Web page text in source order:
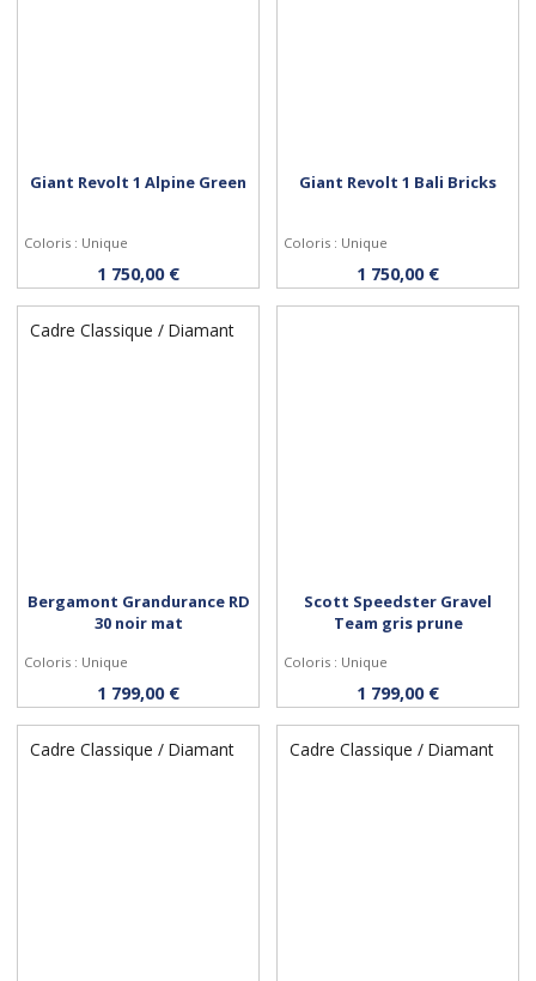
Personnaliser
Giant Revolt 1 Alpine Green
Coloris : Unique
1 750,00 € Personnaliser
Giant Revolt 1 Bali Bricks
Coloris : Unique
1 750,00 €
Cadre Classique / Diamant
Personnaliser
Bergamont Grandurance RD
30 noir mat
Coloris : Unique
1 799,00 € Personnaliser
Scott Speedster Gravel
Team gris prune
Coloris : Unique
1 799,00 €
Cadre Classique / Diamant Cadre Classique / Diamant